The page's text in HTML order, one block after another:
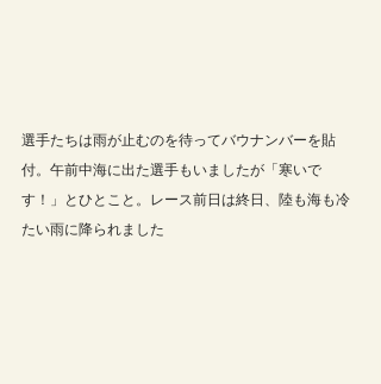
選手たちは雨が止むのを待ってバウナンバーを貼
付。午前中海に出た選手もいましたが「寒いで
す！」とひとこと。レース前日は終日、陸も海も冷
たい雨に降られました